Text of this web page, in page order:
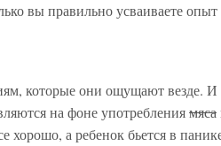
вы правильно усваиваете
которые они ощущают везде. И
на фоне употреблениямяса
хорошо, а ребенок бьется в